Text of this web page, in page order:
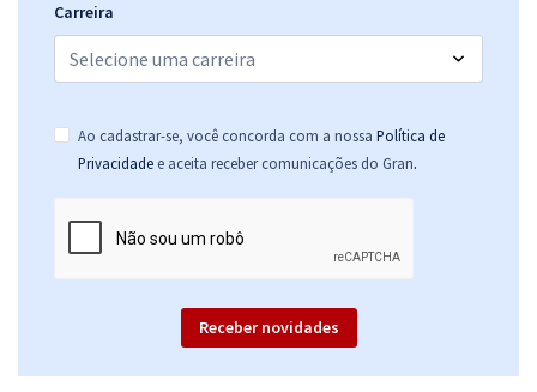
Carreira
Ao cadastrar-se, você concorda com a nossa Política de
Privacidade e aceita receber comunicações do Gran.
Receber novidades